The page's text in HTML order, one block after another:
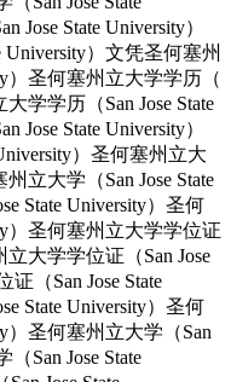
Jose State University）
University）文凭圣何塞州
）圣何塞州立大学学历（
学学历（San Jose State
Jose State University）
）圣何塞州立大
立大学（San Jose State
State University）圣何
）圣何塞州立大学学位证
立大学学位证（San Jose
（San Jose State
State University）圣何
）圣何塞州立大学（San
San Jose State